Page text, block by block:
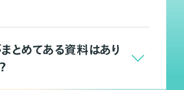
とめてある資料はあり